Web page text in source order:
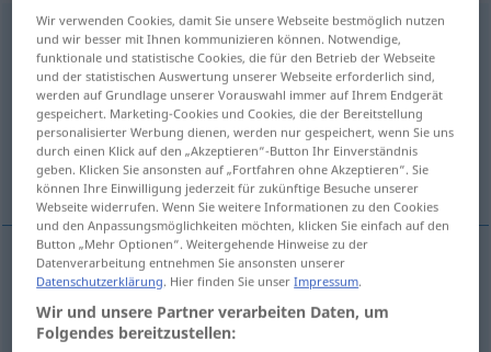
Unterstützungf
Übersicht aller Übersetzungen
(Für mehr Details die Übersetzung anklicken/antippen)
apoio, protecção, auxílio, subvenção, socorro,
subsídio
apoiom Unterstützung
prote(c)çãof Unterstützung
Wir verwenden Cookies, damit Sie unsere Webseite bestmöglich nutzen
und wir besser mit Ihnen kommunizieren können. Notwendige,
funktionale und statistische Cookies, die für den Betrieb der Webseite
und der statistischen Auswertung unserer Webseite erforderlich sind,
werden auf Grundlage unserer Vorauswahl immer auf Ihrem Endgerät
gespeichert. Marketing-Cookies und Cookies, die der Bereitstellung
personalisierter Werbung dienen, werden nur gespeichert, wenn Sie uns
durch einen Klick auf den „Akzeptieren“-Button Ihr Einverständnis
geben. Klicken Sie ansonsten auf „Fortfahren ohne Akzeptieren“. Sie
können Ihre Einwilligung jederzeit für zukünftige Besuche unserer
Webseite widerrufen. Wenn Sie weitere Informationen zu den Cookies
und den Anpassungsmöglichkeiten möchten, klicken Sie einfach auf den
Button „Mehr Optionen“. Weitergehende Hinweise zu der
Datenverarbeitung entnehmen Sie ansonsten unserer
Datenschutzerklärung. Hier finden Sie unserImpressum.
Wir und unsere Partner verarbeiten Daten, um
Folgendes bereitzustellen: